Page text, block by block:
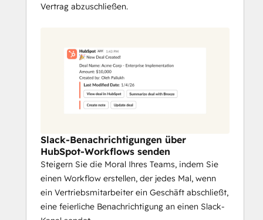
Vertrag abzuschließen.
Slack-Benachrichtigungen über
HubSpot-Workflows senden
Steigern Sie die Moral Ihres Teams, indem Sie
einen Workflow erstellen, der jedes Mal, wenn
ein Vertriebsmitarbeiter ein Geschäft abschließt,
eine feierliche Benachrichtigung an einen Slack-